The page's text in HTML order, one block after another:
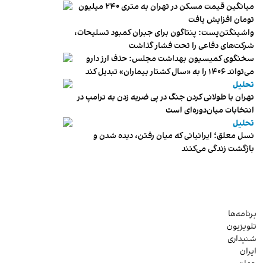
میانگین قیمت مسکن در تهران به متری ۲۴۰ میلیون
تومان افزایش یافت
واشینگتن‌پست: پنتاگون برای جبران کمبود تسلیحات،
شرکت‌های دفاعی را تحت فشار گذاشت
سخنگوی کمیسیون بهداشت مجلس: حذف ارز دارو
می‌تواند ۱۴۰۶ را به «سال کشتار بیماران» تبدیل کند
تحلیل
تهران با طولانی کردن جنگ در پی ضربه زدن به ترامپ در
انتخابات میان‌دوره‌ای است
تحلیل
نسل معلق؛ ایرانیانی که میان رفتن، دیده شدن و
بازگشت زندگی می‌کنند
برنامه‌ها
تلویزیون
شنیداری
ایران